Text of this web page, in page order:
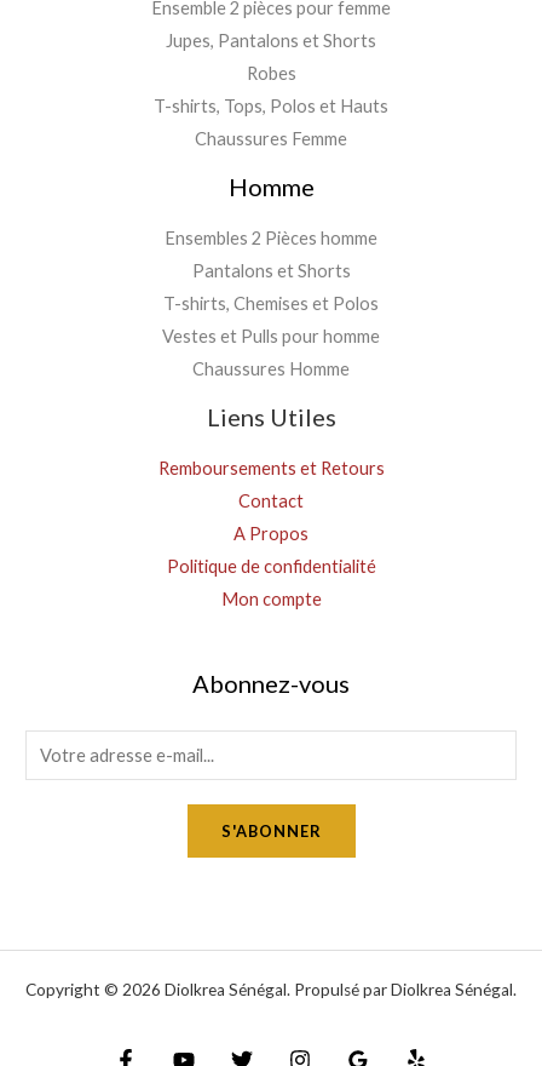
Ensemble 2 pièces pour femme
Jupes, Pantalons et Shorts
Robes
T-shirts, Tops, Polos et Hauts
Chaussures Femme
Homme
Ensembles 2 Pièces homme
Pantalons et Shorts
T-shirts, Chemises et Polos
Vestes et Pulls pour homme
Chaussures Homme
Liens Utiles
Remboursements et Retours
Contact
A Propos
Politique de confidentialité
Mon compte
Abonnez-vous
m
S'ABONNER
Copyright © 2026 Diolkrea Sénégal. Propulsé par Diolkrea Sénégal.